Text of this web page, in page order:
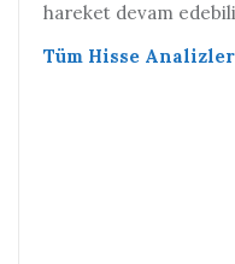
hareket devam
Tüm Hisse